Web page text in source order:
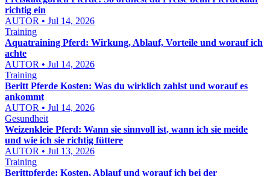
richtig ein
AUTOR • Jul 14, 2026
Training
Aquatraining Pferd: Wirkung, Ablauf, Vorteile und worauf ich
achte
AUTOR • Jul 14, 2026
Training
Beritt Pferde Kosten: Was du wirklich zahlst und worauf es
ankommt
AUTOR • Jul 14, 2026
Gesundheit
Weizenkleie Pferd: Wann sie sinnvoll ist, wann ich sie meide
und wie ich sie richtig füttere
AUTOR • Jul 13, 2026
Training
Berittpferde: Kosten, Ablauf und worauf ich bei der